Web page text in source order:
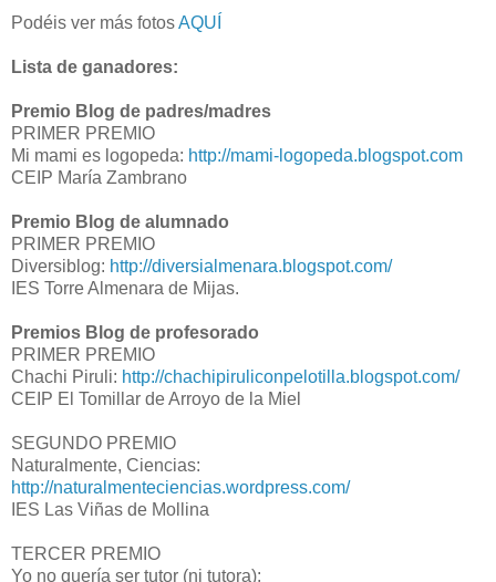
Podéis ver más fotosAQUÍ
Lista de ganadores:
Premio Blog de padres/madres
PRIMER PREMIO
Mi mami es logopeda: http://mami-logopeda.blogspot.com
CEIP María Zambrano
Premio Blog de alumnado
PRIMER PREMIO
Diversiblog: http://diversialmenara.blogspot.com/
IES Torre Almenara de Mijas.
Premios Blog de profesorado
PRIMER PREMIO
Chachi Piruli: http://chachipiruliconpelotilla.blogspot.com/
CEIP El Tomillar de Arroyo de la Miel
SEGUNDO PREMIO
Naturalmente, Ciencias:
http://naturalmenteciencias.wordpress.com/
IES Las Viñas de Mollina
TERCER PREMIO
Yo no quería ser tutor (ni tutora):